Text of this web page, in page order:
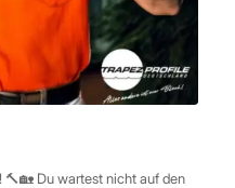
🔨🏡 Du wartest nicht auf den